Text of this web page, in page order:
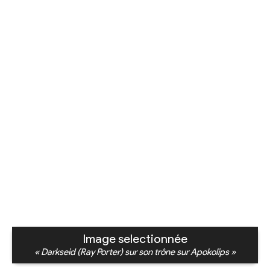
Image selectionnée
« Darkseid (Ray Porter) sur son trône sur Apokolips »